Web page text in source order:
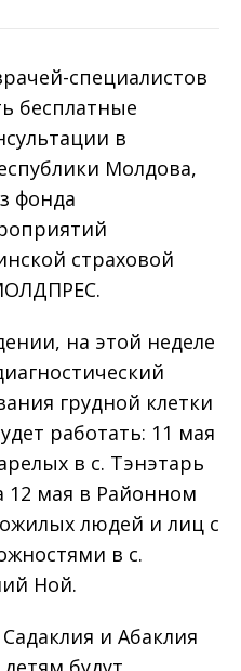
специалистов
бесплатные
в
Молдова,
фонда
страховой
на этой неделе
грудной клетки
работать: 11 мая
в с. Тэнэтарь
12 мая в Районном
людей и лиц с
в с.
Ной.
и Абаклия